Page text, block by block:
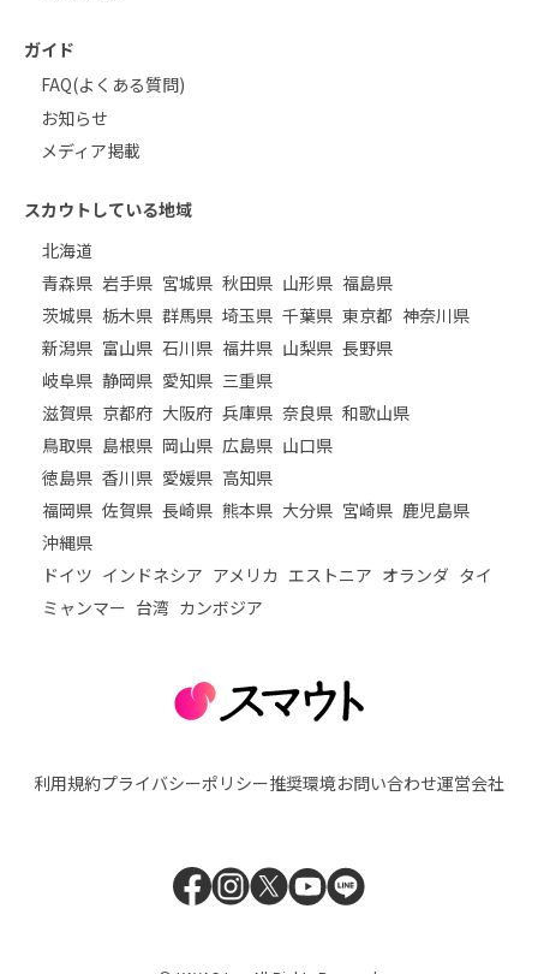
ガイド
FAQ(よくある質問)
お知らせ
メディア掲載
スカウトしている地域
北海道
青森県 岩手県 宮城県 秋田県 山形県 福島県
茨城県 栃木県 群馬県 埼玉県 千葉県 東京都 神奈川県
新潟県 富山県 石川県 福井県 山梨県 長野県
岐阜県 静岡県 愛知県 三重県
滋賀県 京都府 大阪府 兵庫県 奈良県 和歌山県
鳥取県 島根県 岡山県 広島県 山口県
徳島県 香川県 愛媛県 高知県
福岡県 佐賀県 長崎県 熊本県 大分県 宮崎県 鹿児島県
沖縄県
ドイツ インドネシア アメリカ エストニア オランダ タイ
ミャンマー 台湾 カンボジア
利用規約プライバシーポリシー推奨環境お問い合わせ運営会社